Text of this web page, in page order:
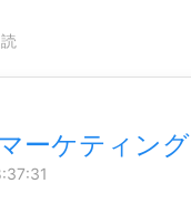
ーケティング